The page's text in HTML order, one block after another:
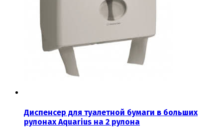
Диспенсер для туалетной бумаги в больших
рулонах Aquarius на 2 рулона